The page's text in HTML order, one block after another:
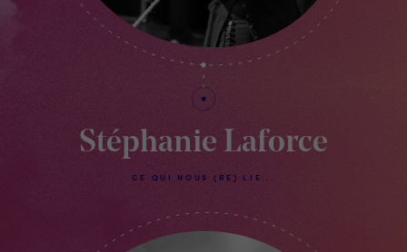
Stéphanie Laforce
CE QUI NOUS (RE) LIE...